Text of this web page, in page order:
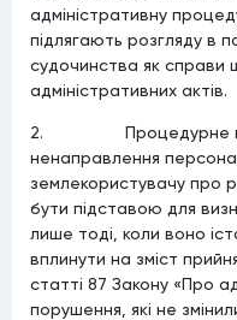
адміністративну
підлягають розгляду в
судочинства як справи
адміністративних актів.
2. Процедурне
ненаправлення
землекористувачу про
бути підставою для
лише тоді, коли воно
вплинути на зміст
статті 87 Закону «Про
порушення, які не